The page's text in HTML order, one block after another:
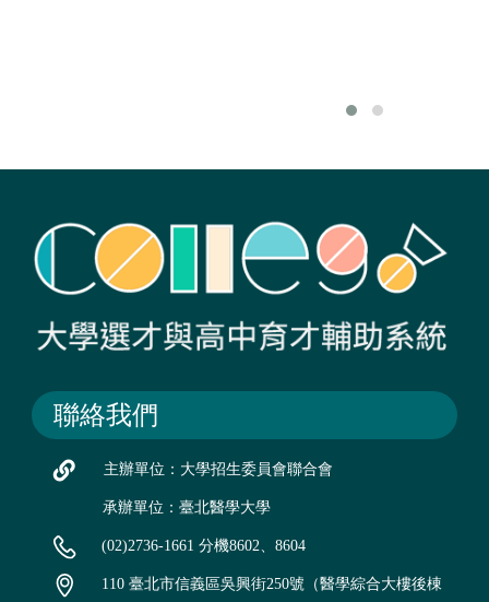
聯絡我們
主辦單位：大學招生委員會聯合會
承辦單位：臺北醫學大學
(02)2736-1661 分機8602、8604
110 臺北市信義區吳興街250號（醫學綜合大樓後棟